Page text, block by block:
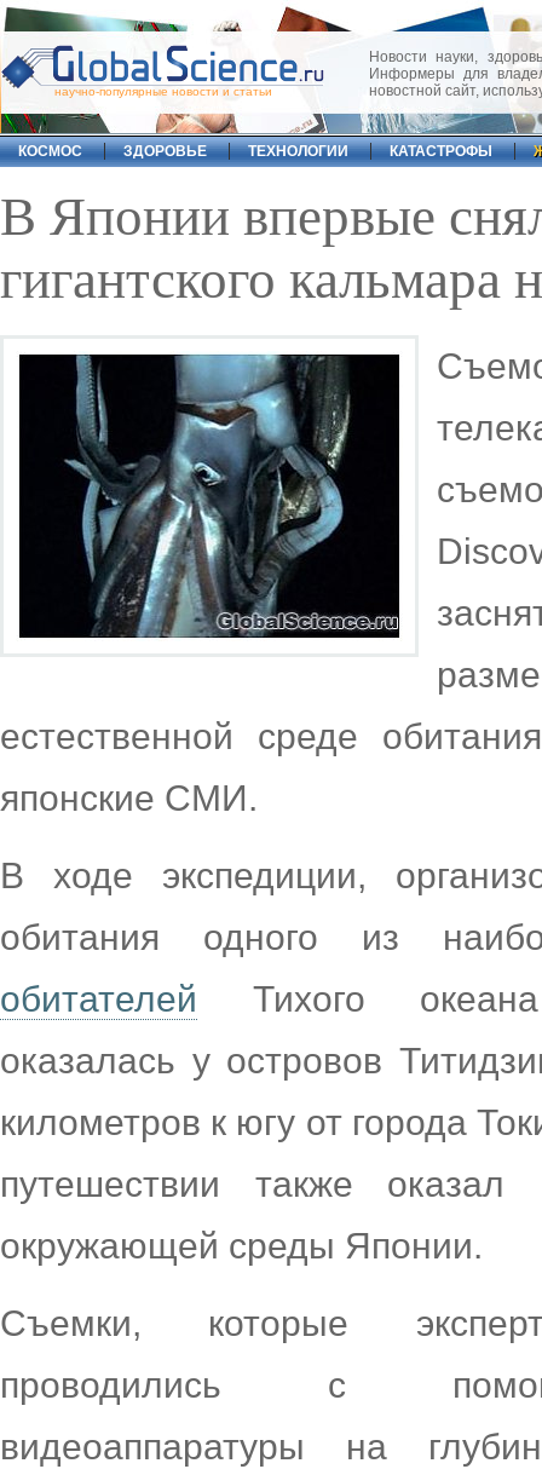
научно-популярные новости и статьи
Новости науки,
Информеры для
новостной сайт,
КОСМОС ЗДОРОВЬЕ ТЕХНОЛОГИИ КАТАСТРОФЫ
В Японии впервые
гигантского кальмара
естественной среде
японские СМИ.
В ходе экспедиции,
обитания одного из
обитателей Тихого океана
оказалась у островов
километров к югу от города
путешествии также
окружающей среды Японии.
Съемки, которые
проводились с
видеоаппаратуры на